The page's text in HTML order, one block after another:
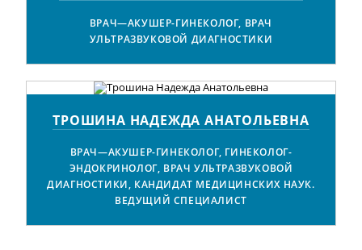
ВРАЧ—АКУШЕР-ГИНЕКОЛОГ, ВРАЧ
УЛЬТРАЗВУКОВОЙ ДИАГНОСТИКИ
ТРОШИНА НАДЕЖДА АНАТОЛЬЕВНА
ВРАЧ—АКУШЕР-ГИНЕКОЛОГ, ГИНЕКОЛОГ-
ЭНДОКРИНОЛОГ, ВРАЧ УЛЬТРАЗВУКОВОЙ
ДИАГНОСТИКИ, КАНДИДАТ МЕДИЦИНСКИХ НАУК.
ВЕДУЩИЙ СПЕЦИАЛИСТ